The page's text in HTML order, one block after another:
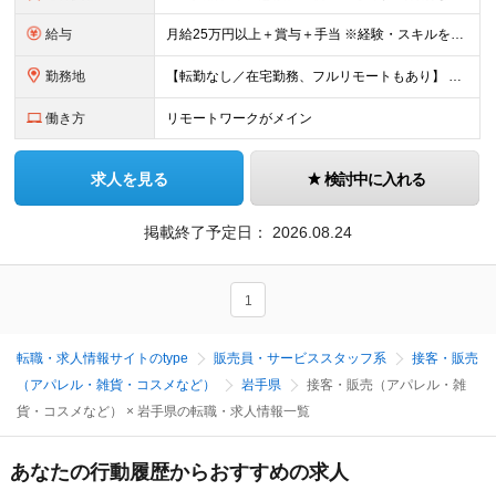
給与 月給25万円以上＋賞与＋手当 ※経験・スキルを考慮して決定します ※インセンティブが発生する案件もあります。 ※企業により内容は一部変更となる可能性があります。 ※試用期間・残業代については、紹介先
勤務地 【転勤なし／在宅勤務、フルリモートもあり】 ≪47都道府県から選べる勤務地≫ 東京、神奈川、埼玉、千葉、大阪、愛知、福岡など好きな地域で働けます！ 【東京・渋谷本社】 〒150-0041 東京都渋谷
働き方 リモートワークがメイン
求人を見る 検討中に入れる
掲載終了予定日： 2026.08.24
1
転職・求人情報サイトのtype 販売員・サービススタッフ系
接客・販売
（アパレル・雑貨・コスメなど）
岩手県
接客・販売（アパレル・雑
貨・コスメなど） × 岩手県の転職・求人情報一覧
あなたの行動履歴からおすすめの求人